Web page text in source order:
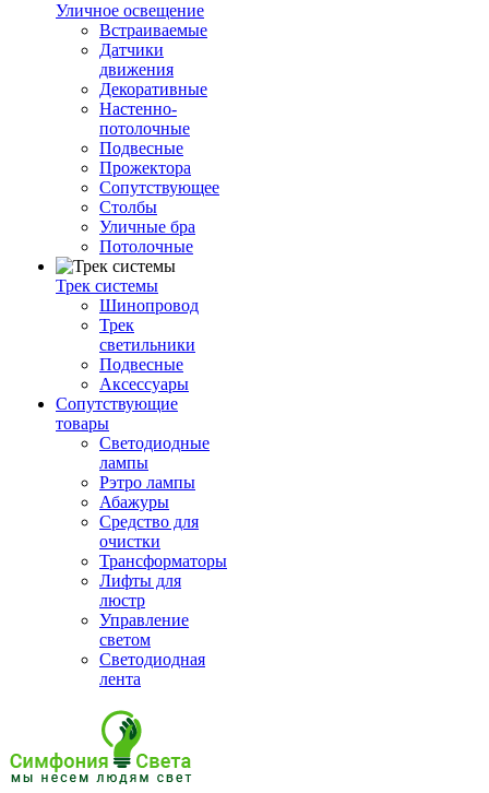
Уличное освещение
Встраиваемые
Датчики
движения
Декоративные
Настенно-
потолочные
Подвесные
Прожектора
Сопутствующее
Столбы
Уличные бра
Потолочные
Трек системы
Шинопровод
Трек
светильники
Подвесные
Аксессуары
Сопутствующие
товары
Светодиодные
лампы
Рэтро лампы
Абажуры
Средство для
очистки
Трансформаторы
Лифты для
люстр
Управление
светом
Светодиодная
лента